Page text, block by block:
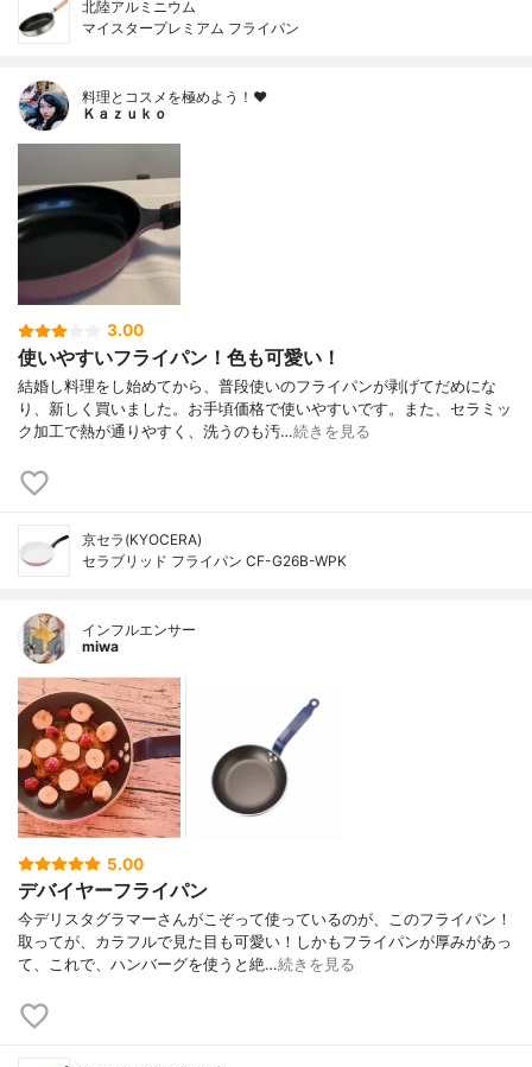
北陸アルミニウム
マイスタープレミアム フライパン
料理とコスメを極めよう！♥
Ｋａｚｕｋｏ
3.00
使いやすいフライパン！色も可愛い！
結婚し料理をし始めてから、普段使いのフライパンが剥げてだめにな
り、新しく買いました。お手頃価格で使いやすいです。また、セラミッ
ク加工で熱が通りやすく、洗うのも汚…続きを見る
京セラ(KYOCERA)
セラブリッド フライパン CF-G26B-WPK
インフルエンサー
miwa
5.00
デバイヤーフライパン
今デリスタグラマーさんがこぞって使っているのが、このフライパン！
取ってが、カラフルで見た目も可愛い！しかもフライパンが厚みがあっ
て、これで、ハンバーグを使うと絶…続きを見る